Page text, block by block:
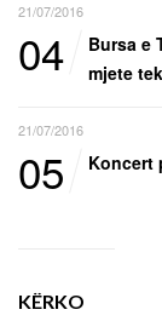
21/07/2016
04
Bursa e
mjete
21/07/2016
05 Koncert
KËRKO